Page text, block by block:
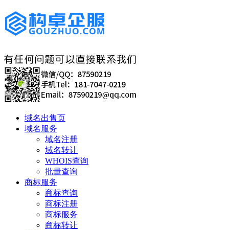
域名出售页
域名服务
域名注册
域名转让
WHOIS查询
批量查询
商标服务
商标查询
商标注册
商标服务
商标转让